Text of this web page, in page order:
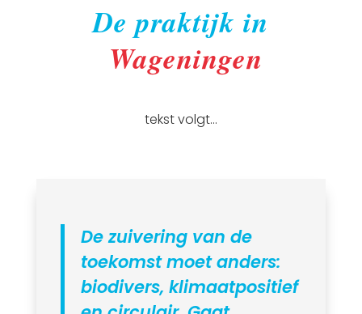
De praktijk in
Wageningen
tekst volgt…
De zuivering van de
toekomst moet anders:
biodivers, klimaatpositief